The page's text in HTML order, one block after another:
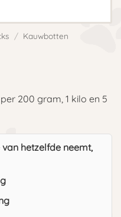
/ Kauwbotten
200 gram, 1 kilo en 5
hetzelfde neemt,